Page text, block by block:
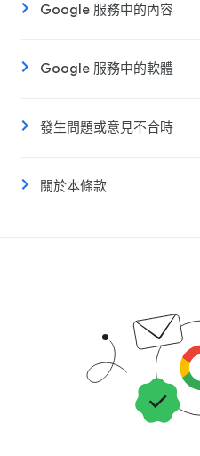
Google 服務中的內容
Google 服務中的軟體
發生問題或意見不合時
關於本條款